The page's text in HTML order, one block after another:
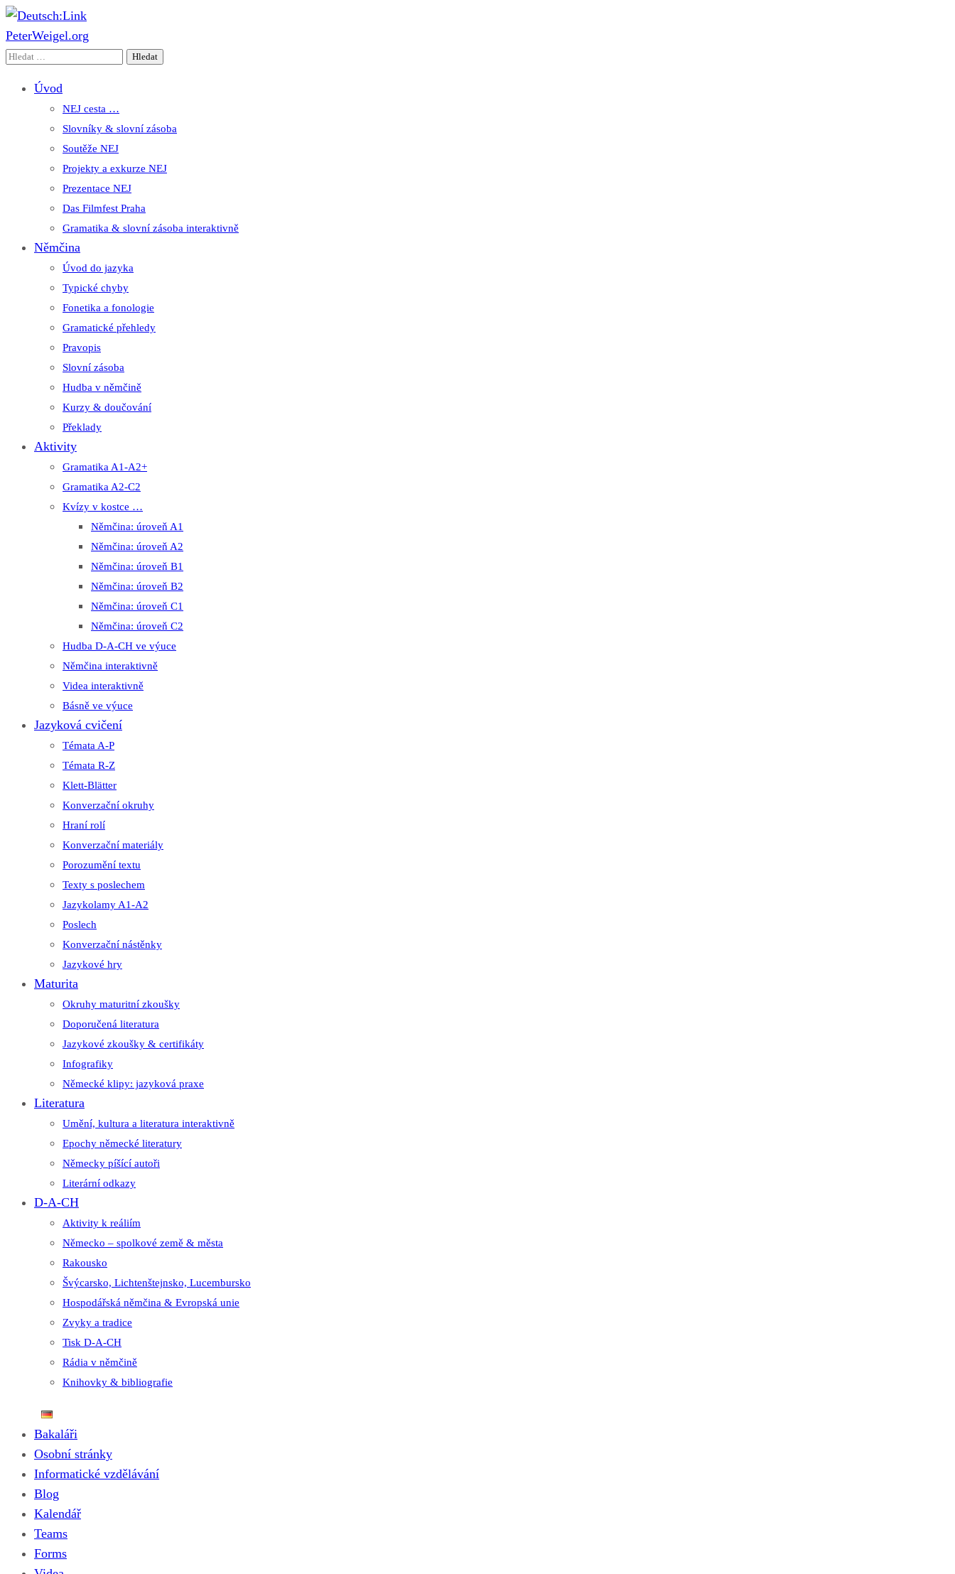
Deutsch:Link
Edu-Portál pro němčinu | Interaktiver Unterricht Deutsch als Fremdsprache auf einen Blick
PeterWeigel.org
Vyhledávání
Úvod
NEJ cesta …
Slovníky & slovní zásoba
Soutěže NEJ
Projekty a exkurze NEJ
Prezentace NEJ
Das Filmfest Praha
Gramatika & slovní zásoba interaktivně
Němčina
Úvod do jazyka
Typické chyby
Fonetika a fonologie
Gramatické přehledy
Pravopis
Slovní zásoba
Hudba v němčině
Kurzy & doučování
Překlady
Aktivity
Gramatika A1-A2+
Gramatika A2-C2
Kvízy v kostce …
Němčina: úroveň A1
Němčina: úroveň A2
Němčina: úroveň B1
Němčina: úroveň B2
Němčina: úroveň C1
Němčina: úroveň C2
Hudba D-A-CH ve výuce
Němčina interaktivně
Videa interaktivně
Básně ve výuce
Jazyková cvičení
Témata A-P
Témata R-Z
Klett-Blätter
Konverzační okruhy
Hraní rolí
Konverzační materiály
Porozumění textu
Texty s poslechem
Jazykolamy A1-A2
Poslech
Konverzační nástěnky
Jazykové hry
Maturita
Okruhy maturitní zkoušky
Doporučená literatura
Jazykové zkoušky & certifikáty
Infografiky
Německé klipy: jazyková praxe
Literatura
Umění, kultura a literatura interaktivně
Epochy německé literatury
Německy píšící autoři
Literární odkazy
D-A-CH
Aktivity k reáliím
Německo – spolkové země & města
Rakousko
Švýcarsko, Lichtenštejnsko, Lucembursko
Hospodářská němčina & Evropská unie
Zvyky a tradice
Tisk D-A-CH
Rádia v němčině
Knihovky & bibliografie
Bakaláři
Osobní stránky
Informatické vzdělávání
Blog
Kalendář
Teams
Forms